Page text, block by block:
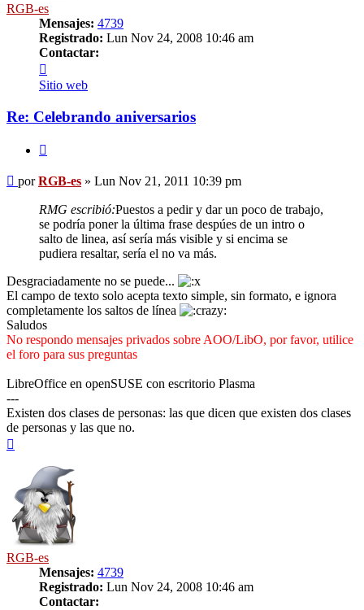
RGB-es
Mensajes: 4739
Registrado: Lun Nov 24, 2008 10:46 am
Contactar:
RGB-
es
Sitio web
Re: Celebrando aniversarios
Mensaje
porRGB-es » Lun Nov 21, 2011 10:39 pm
RMG escribió:Puestos a pedir y dar un poco de trabajo,
se podría poner la última frase despúes de un intro o
salto de linea, así sería más visible y si encima se
pudiera resaltar, sería el no va más.
Desgraciadamente no se puede...
El campo de texto solo acepta texto simple, sin formato, e ignora
completamente los saltos de línea
Saludos
No respondo mensajes privados sobre AOO/LibO, por favor, utilice
el foro para sus preguntas
LibreOffice en openSUSE con escritorio Plasma
---
Existen dos clases de personas: las que dicen que existen dos clases
de personas y las que no.
RGB-es
Mensajes: 4739
Registrado: Lun Nov 24, 2008 10:46 am
Contactar: